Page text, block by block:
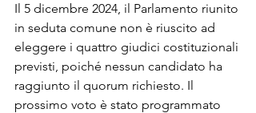
Il 5 dicembre 2024, il Parlamento riunito
in seduta comune non è riuscito ad
eleggere i quattro giudici costituzionali
previsti, poiché nessun candidato ha
raggiunto il quorum richiesto. Il
prossimo voto è stato programmato